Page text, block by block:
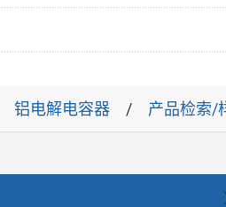
铝电解电容器 产品检索/